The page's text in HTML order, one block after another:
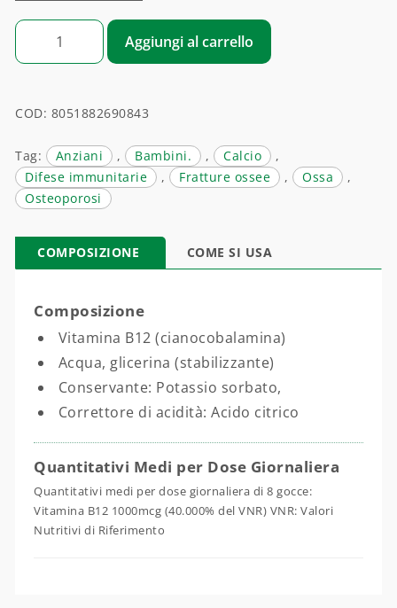
OTI B12 vitamina B12 quantità
Aggiungi al carrello
COD: 8051882690843
Tag: Anziani , Bambini. , Calcio
,
Difese immunitarie
, Fratture ossee , Ossa
,
Osteoporosi
COMPOSIZIONE COME SI USA
Composizione
Vitamina B12 (cianocobalamina)
Acqua, glicerina (stabilizzante)
Conservante: Potassio sorbato,
Correttore di acidità: Acido citrico
Quantitativi Medi per Dose Giornaliera
Quantitativi medi per dose giornaliera di 8 gocce:
Vitamina B12 1000mcg (40.000% del VNR) VNR: Valori
Nutritivi di Riferimento